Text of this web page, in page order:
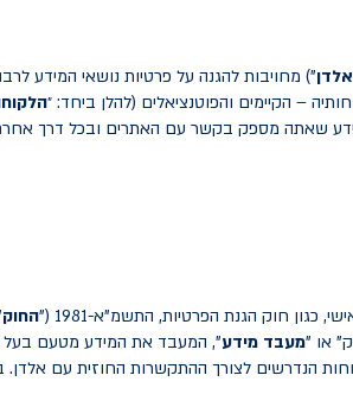
אלדן") מחויבות להגנה על פרטיות נושאי המידע
– הקיימים והפוטנציאלים (להלן ביחד: ״
שאתה מספק בקשר עם האתרים ובכל דרך אחרת
כגון חוק הגנת הפרטיות, התשמ"א-1981 ("
החוק
או "מעבד מידע", המעבד את המידע מטעם בעל
הנדרשים לצורך ההתקשרות החוזית עם אלדן.